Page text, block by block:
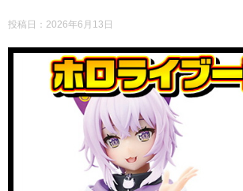
投稿日： 2026年6月13日